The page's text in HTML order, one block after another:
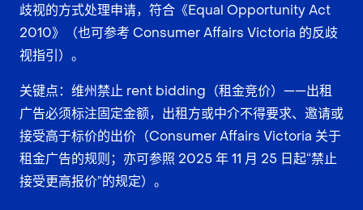
歧视的方式处理申请，符合《Equal Opportunity Act
2010》（也可参考 Consumer Affairs Victoria 的反歧
视指引）。
关键点：维州禁止 rent bidding（租金竞价）——出租
广告必须标注固定金额，出租方或中介不得要求、邀请或
接受高于标价的出价（Consumer Affairs Victoria 关于
租金广告的规则；亦可参照 2025 年 11 月 25 日起“禁止
接受更高报价”的规定）。